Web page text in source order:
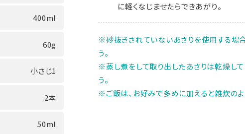
400ml
60g
小さじ1
2本
50ml
に軽くなじませたらできあがり。
※砂抜きされていないあさりを使用する場
う。
※蒸し煮をして取り出したあさりは乾燥して
う。
※ご飯は、お好みで多めに加えると雑炊のよ